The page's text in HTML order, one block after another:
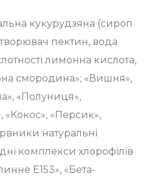
кукурудзяна (сироп
пектин, вода
лимонна кислота,
смородина»; «Вишня»,
«Полуниця»,
«Кокос», «Персик»,
натуральні
комплекси хлорофілів
Е153», «Бета-